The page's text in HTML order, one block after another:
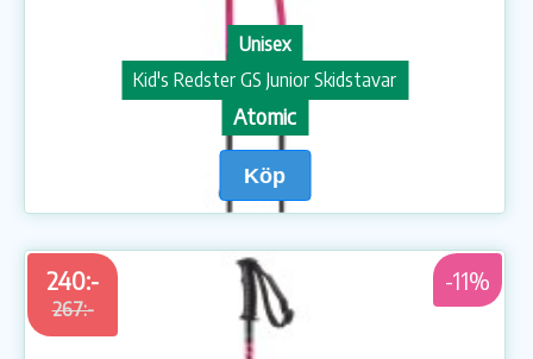
Unisex
Kid's Redster GS Junior Skidstavar
Atomic
Köp
240:-
267:-
-11%